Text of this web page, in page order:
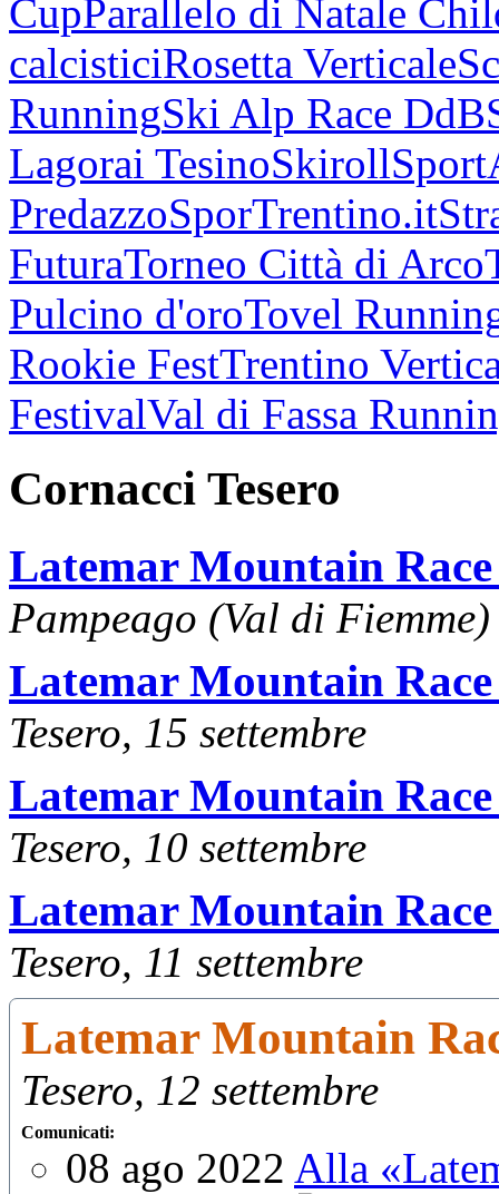
CupParallelo di Natale
calcisticiRosetta Verticale
RunningSki Alp Race DdB
Lagorai TesinoSkiroll
PredazzoSporTrentino.it
FuturaTorneo Città di Arco
Pulcino d'oroTovel
Rookie FestTrentino
FestivalVal di Fassa
Cornacci Tesero
Latemar Mountain Race
Pampeago (Val di
Latemar Mountain Race
Tesero, 15 settembre
Latemar Mountain Race
Tesero, 10 settembre
Latemar Mountain Race
Tesero, 11 settembre
Latemar Mountain
Tesero, 12 settembre
Comunicati:
08 ago 2022 Alla